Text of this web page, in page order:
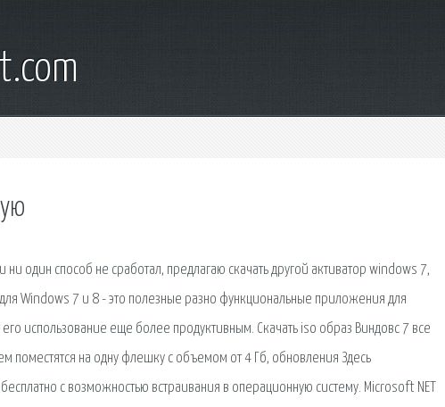
один способ не сработал, предлагаю скачать другой активатор windows 7,
Windows 7 и 8 - это полезные разно функциональные приложения для
использование еще более продуктивным. Скачать iso образ Виндовс 7 все
поместятся на одну флешку с объемом от 4 Гб, обновления Здесь
с возможностью встраивания в операционную систему. Microsoft NET